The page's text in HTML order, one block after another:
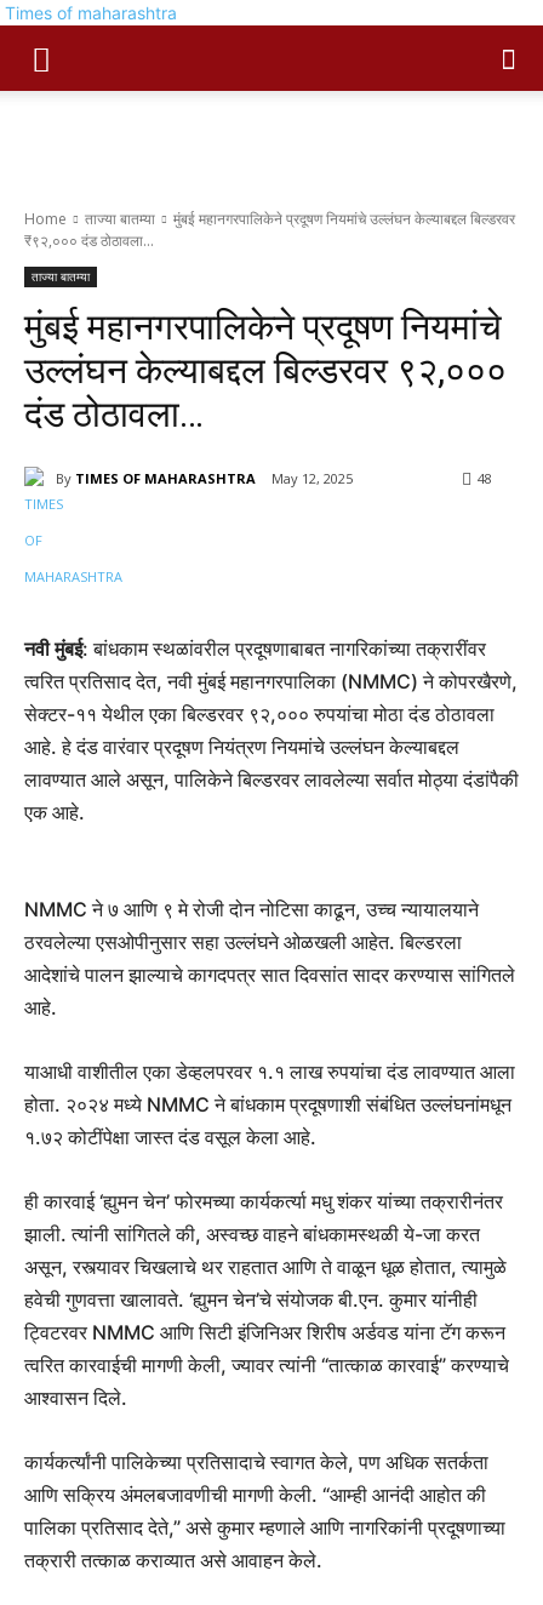
Times of maharashtra
Home ताज्या बातम्या
मुंबई महानगरपालिकेने प्रदूषण नियमांचे उल्लंघन केल्याबद्दल बिल्डरवर
₹९२,००० दंड ठोठावला...
ताज्या बातम्या
मुंबई महानगरपालिकेने प्रदूषण नियमांचे
उल्लंघन केल्याबद्दल बिल्डरवर ₹९२,०००
दंड ठोठावला…
By TIMES OF MAHARASHTRA May 12, 2025 48
नवी मुंबई: बांधकाम स्थळांवरील प्रदूषणाबाबत नागरिकांच्या तक्रारींवर
त्वरित प्रतिसाद देत, नवी मुंबई महानगरपालिका (NMMC) ने कोपरखैरणे,
सेक्टर-११ येथील एका बिल्डरवर ९२,००० रुपयांचा मोठा दंड ठोठावला
आहे. हे दंड वारंवार प्रदूषण नियंत्रण नियमांचे उल्लंघन केल्याबद्दल
लावण्यात आले असून, पालिकेने बिल्डरवर लावलेल्या सर्वात मोठ्या दंडांपैकी
एक आहे.
NMMC ने ७ आणि ९ मे रोजी दोन नोटिसा काढून, उच्च न्यायालयाने
ठरवलेल्या एसओपीनुसार सहा उल्लंघने ओळखली आहेत. बिल्डरला
आदेशांचे पालन झाल्याचे कागदपत्र सात दिवसांत सादर करण्यास सांगितले
आहे.
याआधी वाशीतील एका डेव्हलपरवर १.१ लाख रुपयांचा दंड लावण्यात आला
होता. २०२४ मध्ये NMMC ने बांधकाम प्रदूषणाशी संबंधित उल्लंघनांमधून
१.७२ कोटींपेक्षा जास्त दंड वसूल केला आहे.
ही कारवाई ‘ह्युमन चेन’ फोरमच्या कार्यकर्त्या मधु शंकर यांच्या तक्रारीनंतर
झाली. त्यांनी सांगितले की, अस्वच्छ वाहने बांधकामस्थळी ये-जा करत
असून, रस्त्यावर चिखलाचे थर राहतात आणि ते वाळून धूळ होतात, त्यामुळे
हवेची गुणवत्ता खालावते. ‘ह्युमन चेन’चे संयोजक बी.एन. कुमार यांनीही
ट्विटरवर NMMC आणि सिटी इंजिनिअर शिरीष अर्डवड यांना टॅग करून
त्वरित कारवाईची मागणी केली, ज्यावर त्यांनी “तात्काळ कारवाई” करण्याचे
आश्वासन दिले.
कार्यकर्त्यांनी पालिकेच्या प्रतिसादाचे स्वागत केले, पण अधिक सतर्कता
आणि सक्रिय अंमलबजावणीची मागणी केली. “आम्ही आनंदी आहोत की
पालिका प्रतिसाद देते,” असे कुमार म्हणाले आणि नागरिकांनी प्रदूषणाच्या
तक्रारी तत्काळ कराव्यात असे आवाहन केले.